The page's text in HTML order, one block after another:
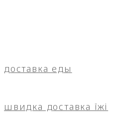
доставка еды
швидка доставка їжі